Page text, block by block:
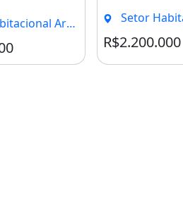
premium
energia solar
de padrão americano,
Brasília - DF Setor Habitacional
R$2.200.000